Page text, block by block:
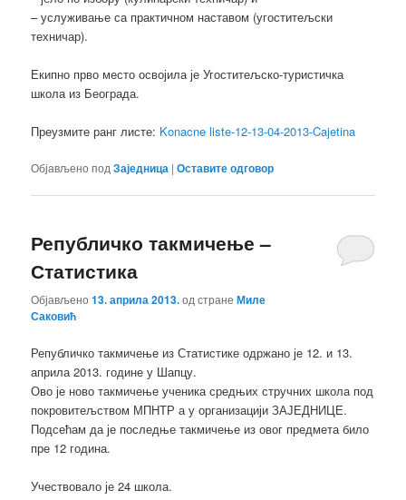
– услуживање са практичном наставом (угоститељски
техничар).
Екипно прво место освојила је Угоститељско-туристичка
школа из Београда.
Преузмите ранг листе: Konacne liste-12-13-04-2013-Cajetina
Објављено под Заједница |Оставите одговор
Републичко такмичење –
Статистика
Објављено13. априла 2013.од странеМиле
Саковић
Републичко такмичење из Статистике одржано је 12. и 13.
априла 2013. године у Шапцу.
Ово је ново такмичење ученика средњих стручних школа под
покровитељством МПНТР а у организацији ЗАЈЕДНИЦЕ.
Подсећам да је последње такмичење из овог предмета било
пре 12 година.
Учествовало је 24 школа.